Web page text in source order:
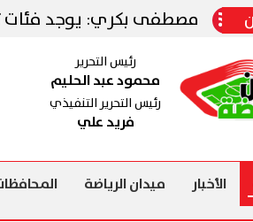
بكري: يوجد فئات تعمل على
رئيس التحرير
محمود عبد الحليم
رئيس التحرير التنفيذي
فريد علي
الأخبار ميدان الرياضة